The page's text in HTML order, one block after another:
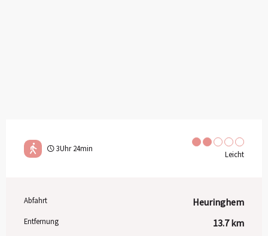
3Uhr 24min
Leicht
Praktische Informationen
Abfahrt Heuringhem
Entfernung 13.7 km